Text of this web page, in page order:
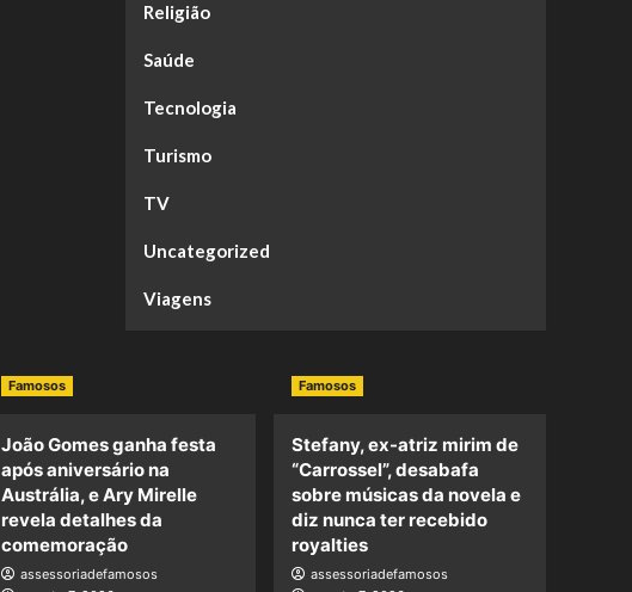
Religião
Saúde
Tecnologia
Turismo
TV
Uncategorized
Viagens
Famosos
João Gomes ganha festa
após aniversário na
Austrália, e Ary Mirelle
revela detalhes da
comemoração
assessoriadefamosos
Famosos
Stefany, ex-atriz mirim de
“Carrossel”, desabafa
sobre músicas da novela e
diz nunca ter recebido
royalties
assessoriadefamosos